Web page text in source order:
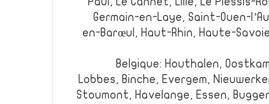
Germain-en-Laye, Saint-Ouen-
en-Barœul, Haut-Rhin, Haute-
Belgique: Houthalen,
Lobbes, Binche, Evergem,
Stoumont, Havelange, Essen,